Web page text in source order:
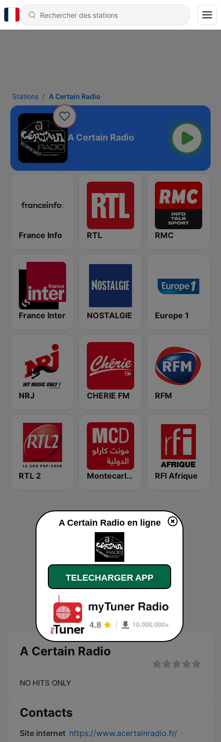
Stations A Certain Radio
A Certain Radio
France Info RTL RMC
France Inter NOSTALGIE Europe 1
NRJ CHERIE FM RFM
RTL 2 Montecarlo al doualiya (مونت كارلو الدولية) RFI Afrique
A Certain Radio
NO HITS ONLY
Contacts
Site internet https://www.acertainradio.fr/
A Certain Radio en ligne
TELECHARGER APP